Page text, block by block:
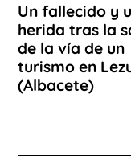
Un fallecido y
herida tras la
de la vía de un
turismo en
(Albacete)